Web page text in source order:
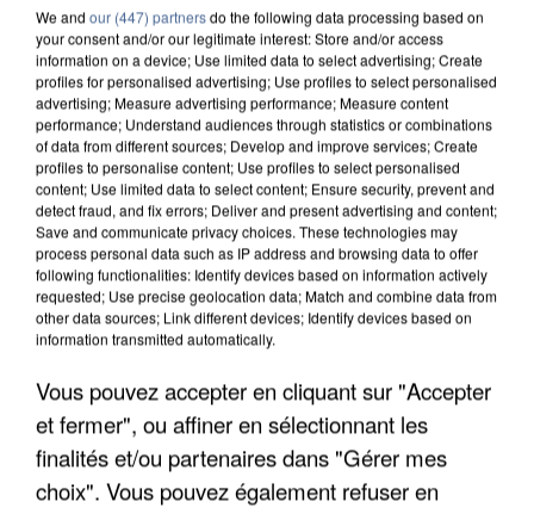
APRÈS TOUTES CES CANICULES, LES REFUGES
DE FAUNE SAUVAGE SONT...
We and our (447) partnersdo the following data processing based on
your consent and/or our legitimate interest: Store and/or access
information on a device; Use limited data to select advertising; Create
profiles for personalised advertising; Use profiles to select personalised
advertising; Measure advertising performance; Measure content
performance; Understand audiences through statistics or combinations
of data from different sources; Develop and improve services; Create
profiles to personalise content; Use profiles to select personalised
content; Use limited data to select content; Ensure security, prevent and
detect fraud, and fix errors; Deliver and present advertising and content;
Save and communicate privacy choices. These technologies may
process personal data such as IP address and browsing data to offer
following functionalities: Identify devices based on information actively
requested; Use precise geolocation data; Match and combine data from
other data sources; Link different devices; Identify devices based on
information transmitted automatically.
Vous pouvez accepter en cliquant sur "Accepter
et fermer", ou affiner en sélectionnant les
finalités et/ou partenaires dans "Gérer mes
choix". Vous pouvez également refuser en